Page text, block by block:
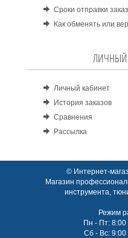
Сроки отправки
Как обменять или
ЛИЧНЫЙ
Личный кабинет
История заказов
Сравнения
Рассылка
© Интернет-
Магазин
инструмента,
Режим
Пн - Пт:
Сб - Вс: 9:00